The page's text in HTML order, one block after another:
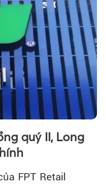
quý II, Long
FPT Retail